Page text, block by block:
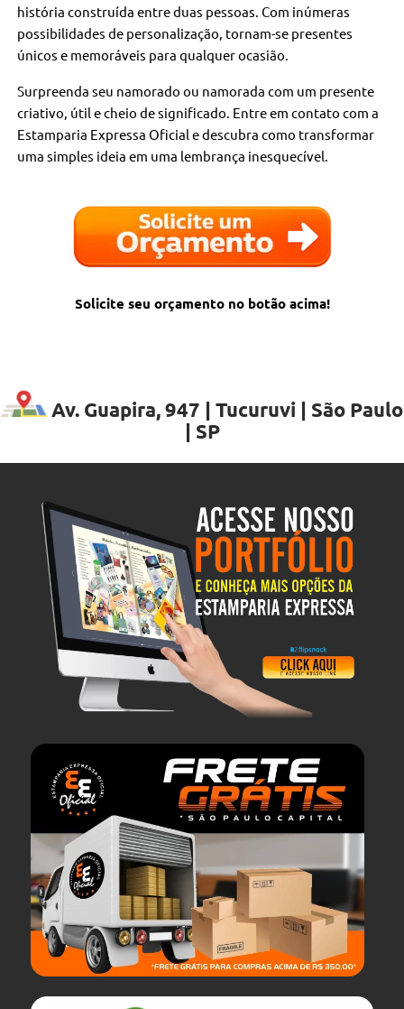
história construída entre duas pessoas. Com inúmeras
possibilidades de personalização, tornam-se presentes
únicos e memoráveis para qualquer ocasião.
Surpreenda seu namorado ou namorada com um presente
criativo, útil e cheio de significado. Entre em contato com a
Estamparia Expressa Oficial e descubra como transformar
uma simples ideia em uma lembrança inesquecível.
Solicite seu orçamento no botão acima!
Av. Guapira, 947 | Tucuruvi | São Paulo
| SP